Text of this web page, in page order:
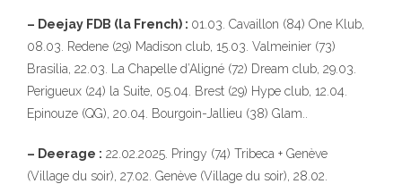
– Deejay FDB (la French) : 01.03. Cavaillon (84) One Klub,
08.03. Redene (29) Madison club, 15.03. Valmeinier (73)
Brasilia, 22.03. La Chapelle d’Aligné (72) Dream club, 29.03.
Perigueux (24) la Suite, 05.04. Brest (29) Hype club, 12.04.
Epinouze (QG), 20.04. Bourgoin-Jallieu (38) Glam..
– Deerage : 22.02.2025. Pringy (74) Tribeca + Genève
(Village du soir), 27.02. Genève (Village du soir), 28.02.